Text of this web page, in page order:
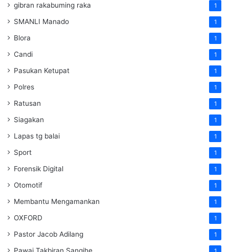
gibran rakabuming raka 1
SMANLI Manado 1
Blora 1
Candi 1
Pasukan Ketupat 1
Polres 1
Ratusan 1
Siagakan 1
Lapas tg balai 1
Sport 1
Forensik Digital 1
Otomotif 1
Membantu Mengamankan 1
OXFORD 1
Pastor Jacob Adilang 1